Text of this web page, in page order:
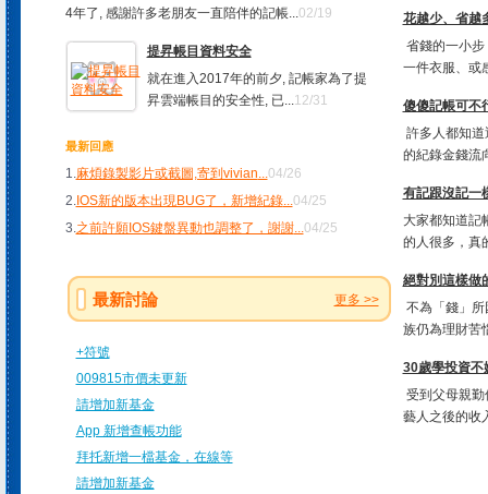
4年了, 感謝許多老朋友一直陪伴的記帳...02/19
提昇帳目資料安全
就在進入2017年的前夕, 記帳家為了提
昇雲端帳目的安全性, 已...12/31
最新回應
1.麻煩錄製影片或截圖,寄到vivian...04/26
2.IOS新的版本出現BUG了，新增紀錄...04/25
3.之前許願IOS鍵盤異動也調整了，謝謝...04/25
最新討論 更多 >>
+符號
009815市價未更新
請增加新基金
App 新增查帳功能
拜托新增一檔基金，在線等
請增加新基金
花越少、省越
省錢的一小
一件衣服、或
傻傻記帳可不
許多人都知
的紀錄金錢流
有記跟沒記一
大家都知道記
的人很多，真
絕對別這樣做
不為「錢」
族仍為理財苦
30歲學投資不
受到父母親
藝人之後的收